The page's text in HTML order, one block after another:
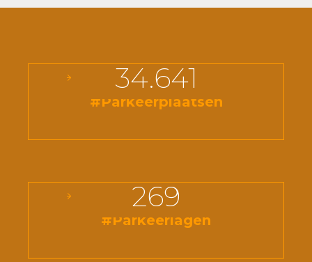
#Parkeerplaatsen
34.641
#Parkeerlagen
269